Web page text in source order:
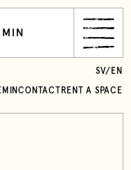
CONTACT RENT A SPACE
SV/ EN